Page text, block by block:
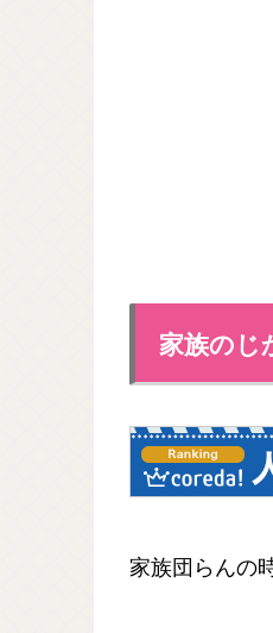
家族のじ
家族団らんの